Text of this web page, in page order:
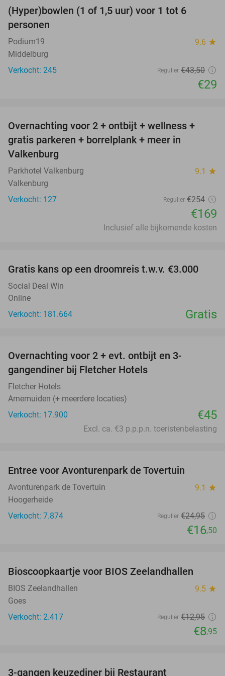
(Hyper)bowlen (1 of 1,5 uur) voor 1 tot 6
personen
Podium19 9.6 star
Middelburg
Verkocht: 245
Regulier €43,50
€29
33%
Overnachting voor 2 + ontbijt + wellness +
gratis parkeren + borrelplank + meer in
Valkenburg
Parkhotel Valkenburg 9.1 star
Valkenburg
Verkocht: 127
Regulier €254
€169
Inclusief alle bijkomende kosten
Gratis kans op een droomreis t.w.v. €3.000
Social Deal Win
Online
Verkocht: 181.664
Gratis
Overnachting voor 2 + evt. ontbijt en 3-
gangendiner bij Fletcher Hotels
Fletcher Hotels
Arnemuiden (+ meerdere locaties)
Verkocht: 17.900
€45
Excl. ca. €3 p.p.p.n. toeristenbelasting
Entree voor Avonturenpark de Tovertuin
Avonturenpark de Tovertuin 9.1 star
Hoogerheide
Verkocht: 7.874
Regulier €24,95
€16,50
Bioscoopkaartje voor BIOS Zeelandhallen
BIOS Zeelandhallen 9.5 star
Goes
Verkocht: 2.417
Regulier €12,95
€8,95
3-gangen keuzediner bij Restaurant